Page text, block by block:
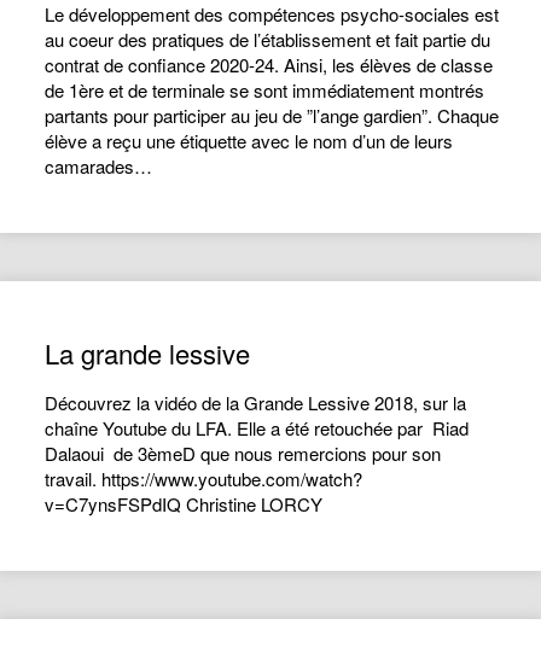
Le développement des compétences psycho-sociales est
au coeur des pratiques de l’établissement et fait partie du
contrat de confiance 2020-24. Ainsi, les élèves de classe
de 1ère et de terminale se sont immédiatement montrés
partants pour participer au jeu de ”l’ange gardien”. Chaque
élève a reçu une étiquette avec le nom d’un de leurs
camarades…
La grande lessive
Découvrez la vidéo de la Grande Lessive 2018, sur la
chaîne Youtube du LFA. Elle a été retouchée par Riad
Dalaoui de 3èmeD que nous remercions pour son
travail. https://www.youtube.com/watch?
v=C7ynsFSPdIQ Christine LORCY